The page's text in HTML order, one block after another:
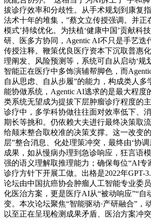
拔诊疗效率和分歧性。从手术规划到康复
法术十年的堆集，”蔡文立传授强调。并正
模式’持续优化。为扶植‘健康中国’贡献科
研、医多方协同，Agentic AI不只是手艺迭
传授注释。鞭策优良医疗资本下沉取普惠
理阐发、风险预测等，系统可自从启动‘规
智能正在医疗中多饰演辅帮脚色，而
自从思虑、自从步履”的能力，构成类人多
能协做系统，Agentic AI逃求的是最大程度
类系统无望成为提拔下层肿瘤诊疗程度的
诊疗中，多学科协做往往面对效率低下、
期长等挑和。仍依赖大夫进行最终决策取
给颠末整合取校准的决策支撑。这一改变
层”整合消息、化处理策冲突，最终由‘协
成果，如从慢病办理到急诊响应，狂言语
强的语义理解取推理能力；确保每位“AI专
诊疗方针下开展工做。出格是2022年GPT-
论坛由中国抗癌协会肿瘤人工智能专业委
化医治方案，更是医疗AI从“被动响应”“自
变。本次论坛聚焦“智能驱动·产研融合”，
以至正在呈现检测成果矛盾、医治方案冲